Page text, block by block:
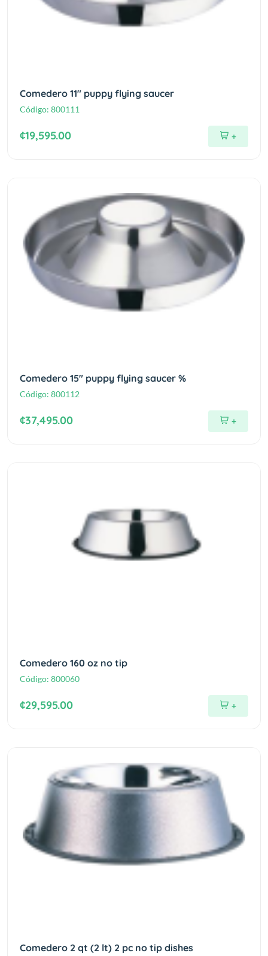
Comedero 11" puppy flying saucer
Código: 800111
¢19,595.00 +
Comedero 15" puppy flying saucer %
Código: 800112
¢37,495.00 +
Comedero 160 oz no tip
Código: 800060
¢29,595.00 +
Comedero 2 qt (2 lt) 2 pc no tip dishes